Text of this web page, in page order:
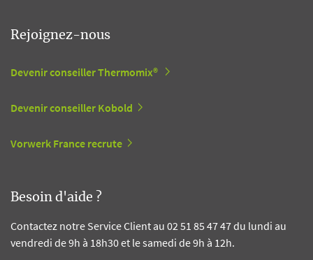
Rejoignez-nous
Devenir conseiller Thermomix®
Devenir conseiller Kobold
Vorwerk France recrute
Besoin d'aide ?
Contactez notre Service Client au 02 51 85 47 47 du lundi au
vendredi de 9h à 18h30 et le samedi de 9h à 12h.